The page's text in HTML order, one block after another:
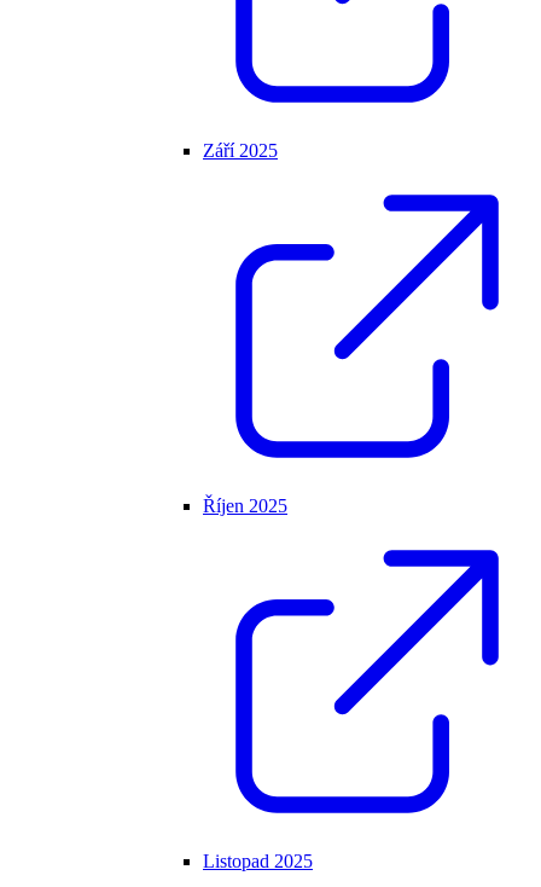
Září 2025
Říjen 2025
Listopad 2025